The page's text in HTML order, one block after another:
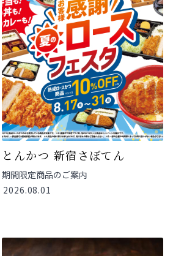
とんかつ 新宿さぼてん
期間限定商品のご案内
2026.08.01